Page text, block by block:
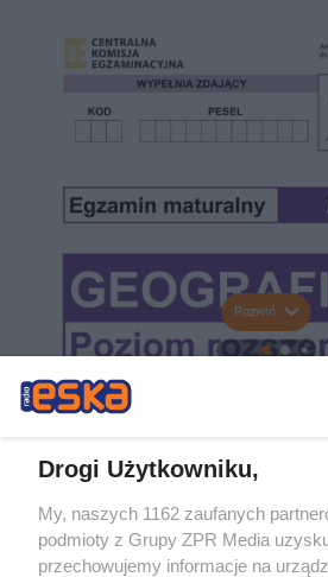
Rozwiń
Drogi Użytkowniku,
My, naszych 1162 zaufanych
podmioty z Grupy ZPR Media
przechowujemy informacje na